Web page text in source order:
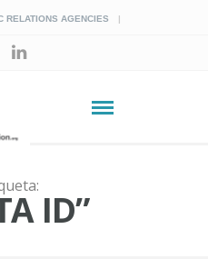
RELATIONS AGENCIES
ID”